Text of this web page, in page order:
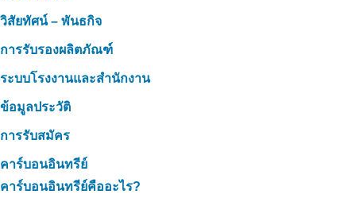
วิสัยทัศน์ – พันธกิจ
การรับรองผลิตภัณฑ์
ระบบโรงงานและสำนักงาน
ข้อมูลประวัติ
การรับสมัคร
คาร์บอนอินทรีย์
คาร์บอนอินทรีย์คืออะไร?